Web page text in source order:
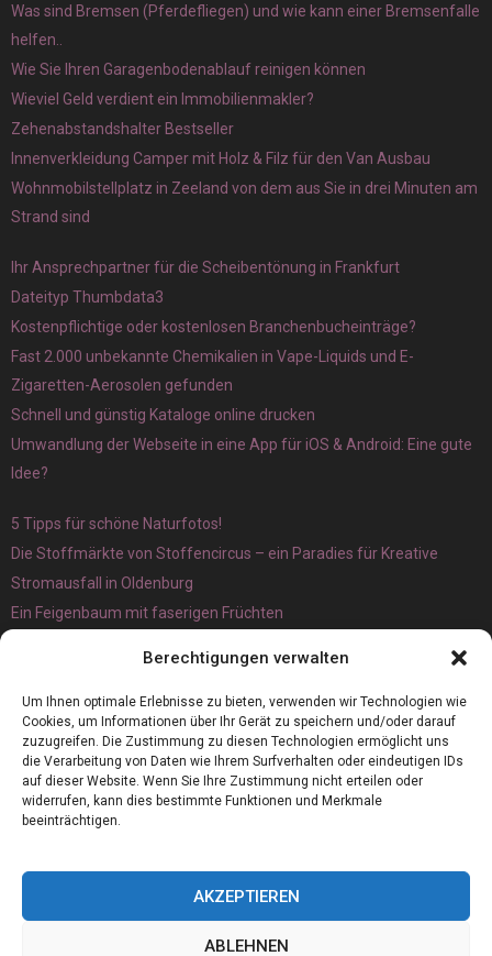
Berechtigungen verwalten
Um Ihnen optimale Erlebnisse zu bieten, verwenden wir Technologien wie
Cookies, um Informationen über Ihr Gerät zu speichern und/oder darauf
zuzugreifen. Die Zustimmung zu diesen Technologien ermöglicht uns
die Verarbeitung von Daten wie Ihrem Surfverhalten oder eindeutigen IDs
auf dieser Website. Wenn Sie Ihre Zustimmung nicht erteilen oder
widerrufen, kann dies bestimmte Funktionen und Merkmale
beeinträchtigen.
AKZEPTIEREN
ABLEHNEN
Was sind Bremsen (Pferdefliegen) und wie kann einer Bremsenfalle
helfen..
Wie Sie Ihren Garagenbodenablauf reinigen können
Wieviel Geld verdient ein Immobilienmakler?
Zehenabstandshalter Bestseller
Innenverkleidung Camper mit Holz & Filz für den Van Ausbau
Wohnmobilstellplatz in Zeeland von dem aus Sie in drei Minuten am
Strand sind
Ihr Ansprechpartner für die Scheibentönung in Frankfurt
Dateityp Thumbdata3
Kostenpflichtige oder kostenlosen Branchenbucheinträge?
Fast 2.000 unbekannte Chemikalien in Vape-Liquids und E-
Zigaretten-Aerosolen gefunden
Schnell und günstig Kataloge online drucken
Umwandlung der Webseite in eine App für iOS & Android: Eine gute
Idee?
5 Tipps für schöne Naturfotos!
Die Stoffmärkte von Stoffencircus – ein Paradies für Kreative
Stromausfall in Oldenburg
Ein Feigenbaum mit faserigen Früchten
Magnetangeln